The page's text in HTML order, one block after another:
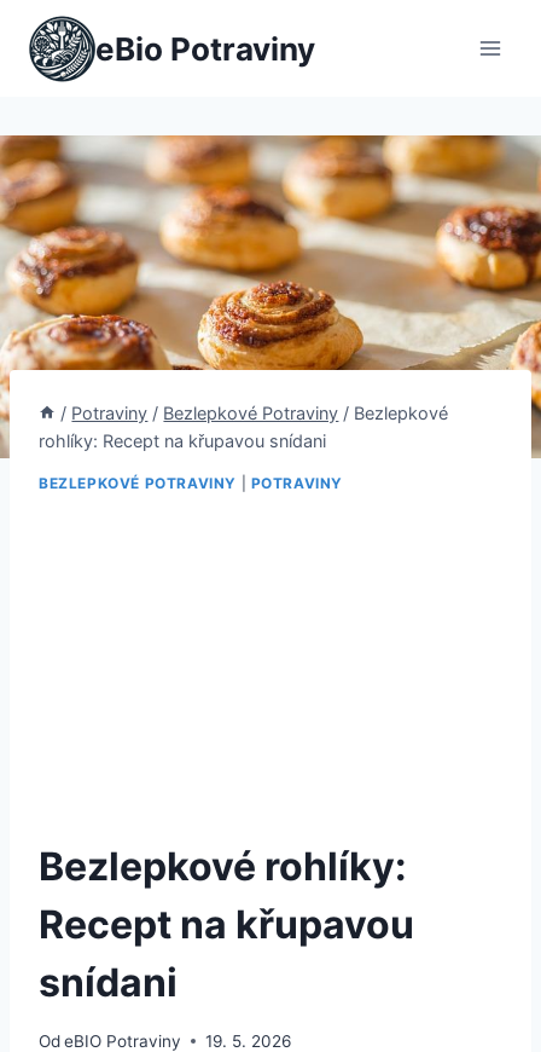
Přeskočit
obsah
eBio Potraviny
/ Potraviny / Bezlepkové Potraviny / Bezlepkové
rohlíky: Recept na křupavou snídani
BEZLEPKOVÉ POTRAVINY POTRAVINY
Bezlepkové rohlíky:
Recept na křupavou
snídani
OdeBIO Potraviny 19. 5. 2026